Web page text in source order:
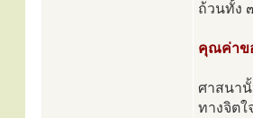
ถ้วนทั้ง
คุณค่าข
ศาสนา
ทางจิต